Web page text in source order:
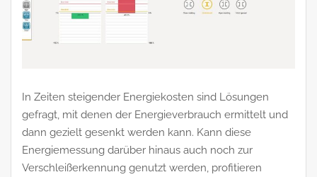
In Zeiten steigender Energiekosten sind Lösungen
gefragt, mit denen der Energieverbrauch ermittelt und
dann gezielt gesenkt werden kann. Kann diese
Energiemessung darüber hinaus auch noch zur
Verschleißerkennung genutzt werden, profitieren